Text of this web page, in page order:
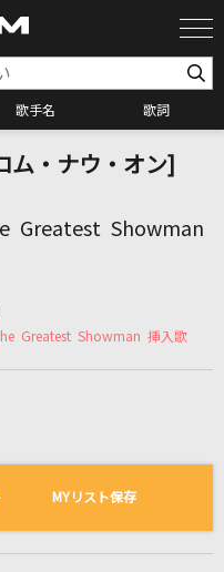
歌手名 歌詞
索
スト
・ナウ・オン]
Greatest Showman
Greatest Showman 挿入歌
MYリスト保存